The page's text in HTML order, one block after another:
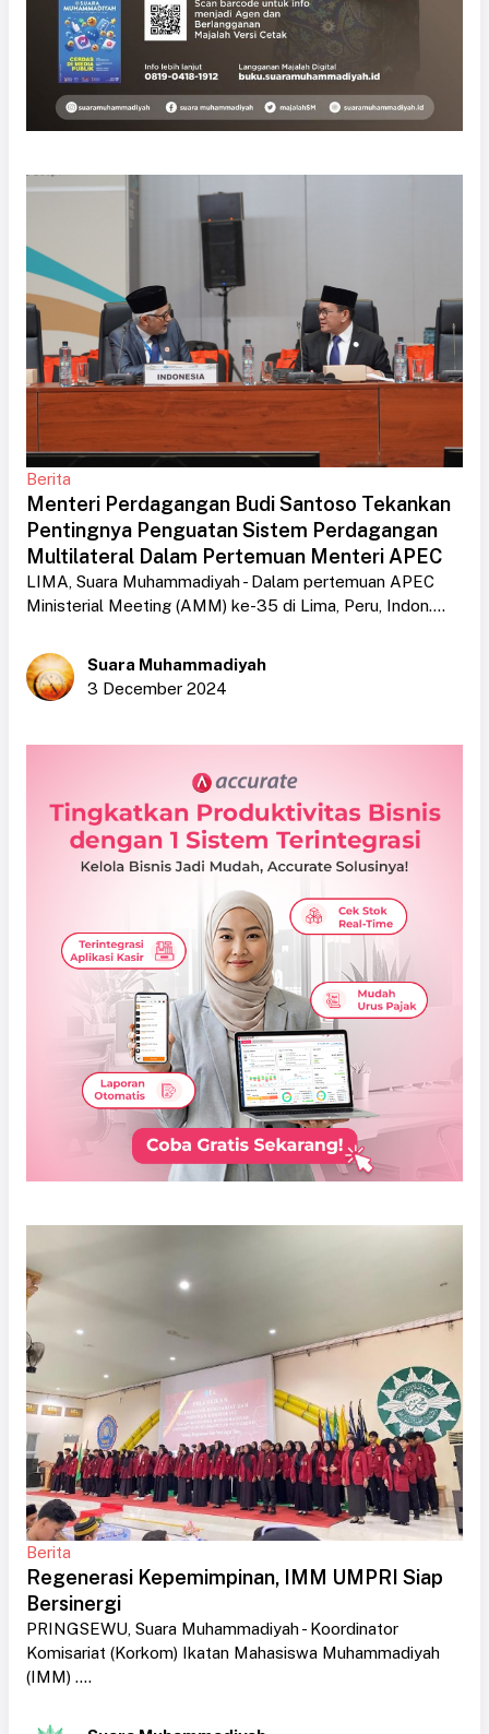
Berita
Menteri Perdagangan Budi Santoso Tekankan
Pentingnya Penguatan Sistem Perdagangan
Multilateral Dalam Pertemuan Menteri APEC
LIMA, Suara Muhammadiyah - Dalam pertemuan APEC
Ministerial Meeting (AMM) ke-35 di Lima, Peru, Indon....
Suara Muhammadiyah
3 December 2024
Berita
Regenerasi Kepemimpinan, IMM UMPRI Siap
Bersinergi
PRINGSEWU, Suara Muhammadiyah - Koordinator
Komisariat (Korkom) Ikatan Mahasiswa Muhammadiyah
(IMM) ....